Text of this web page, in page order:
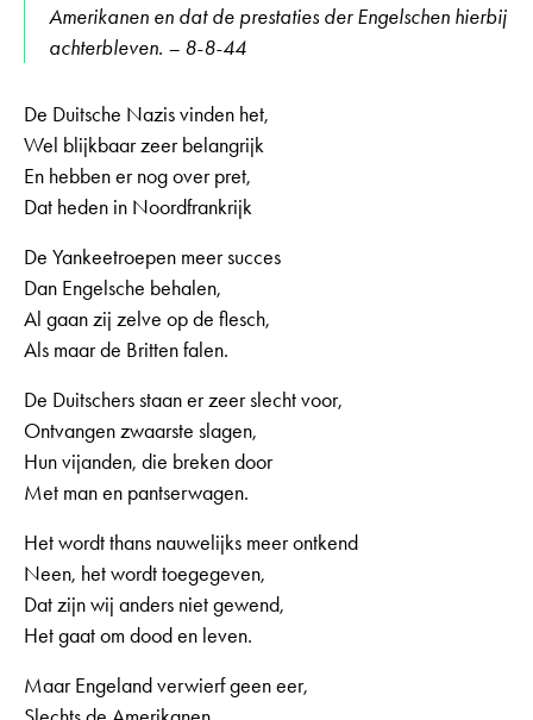
Amerikanen en dat de prestaties der Engelschen hierbij
achterbleven. – 8-8-44
De Duitsche Nazis vinden het,
Wel blijkbaar zeer belangrijk
En hebben er nog over pret,
Dat heden in Noordfrankrijk
De Yankeetroepen meer succes
Dan Engelsche behalen,
Al gaan zij zelve op de flesch,
Als maar de Britten falen.
De Duitschers staan er zeer slecht voor,
Ontvangen zwaarste slagen,
Hun vijanden, die breken door
Met man en pantserwagen.
Het wordt thans nauwelijks meer ontkend
Neen, het wordt toegegeven,
Dat zijn wij anders niet gewend,
Het gaat om dood en leven.
Maar Engeland verwierf geen eer,